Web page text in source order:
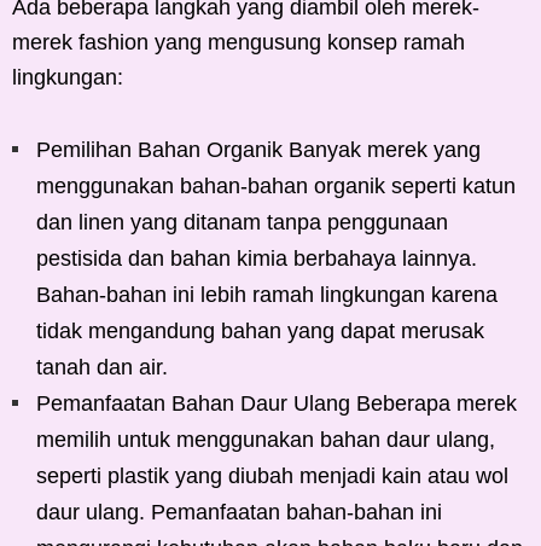
Ada beberapa langkah yang diambil oleh merek-
merek fashion yang mengusung konsep ramah
lingkungan:
Pemilihan Bahan Organik Banyak merek yang
menggunakan bahan-bahan organik seperti katun
dan linen yang ditanam tanpa penggunaan
pestisida dan bahan kimia berbahaya lainnya.
Bahan-bahan ini lebih ramah lingkungan karena
tidak mengandung bahan yang dapat merusak
tanah dan air.
Pemanfaatan Bahan Daur Ulang Beberapa merek
memilih untuk menggunakan bahan daur ulang,
seperti plastik yang diubah menjadi kain atau wol
daur ulang. Pemanfaatan bahan-bahan ini